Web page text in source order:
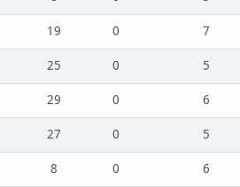
19 0
7
25 0
5
29 0
6
27 0
5
8 0 6